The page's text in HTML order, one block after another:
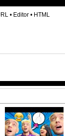
• Editor • HTML